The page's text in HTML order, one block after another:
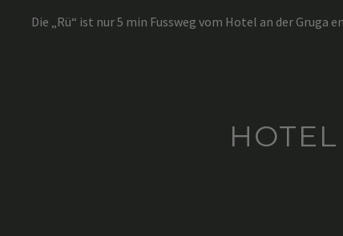
Die „Rü“ ist nur 5 min Fussweg vom Hotel an der Gruga